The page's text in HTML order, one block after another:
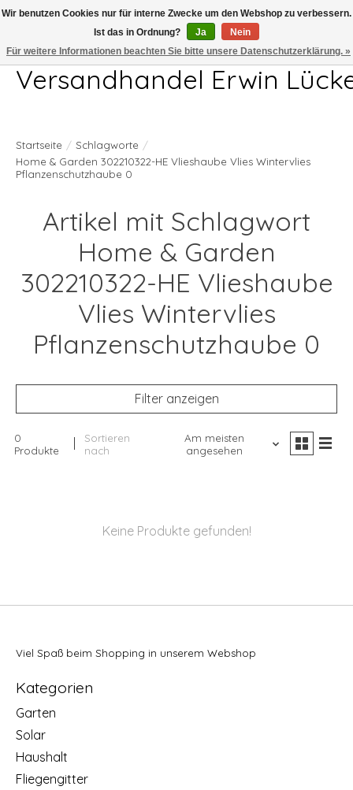
Telefon 04407 715872 MO-DO 7.00-17.00Uhr FR 7.00-13.00Uhr
Versandhandel Erwin
Startseite / Schlagworte /
Home & Garden 302210322-HE Vlieshaube Vlies Wintervlies
Pflanzenschutzhaube 0
Artikel mit Schlagwort
Home & Garden
302210322-HE Vlieshaube
Vlies Wintervlies
Pflanzenschutzhaube 0
Filter anzeigen
0
Produkte
Sortieren
nach
Am meisten
angesehen
Keine Produkte gefunden!
Viel Spaß beim Shopping in unserem Webshop
Kategorien
Garten
Solar
Haushalt
Fliegengitter
Wir benutzen Cookies nur für interne Zwecke um den Webshop zu verbessern.
Ist das in Ordnung?
Ja
Nein
Für weitere Informationen beachten Sie bitte unsere Datenschutzerklärung. »